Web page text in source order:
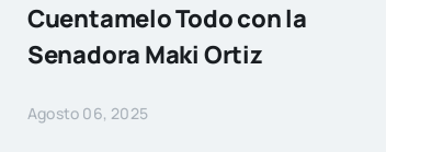
Cuentamelo Todo con la
Senadora Maki Ortiz
Agosto 06, 2025